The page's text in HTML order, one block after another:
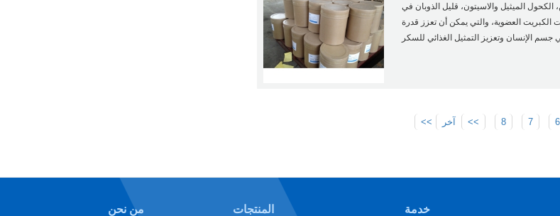
الكحول الميثيل والاسيتون، قليل الذوبان في
الكبريت العضوية، والتي يمكن أن تعزز قدرة
6
7
8
>>
من نحن المنتجات خدمة